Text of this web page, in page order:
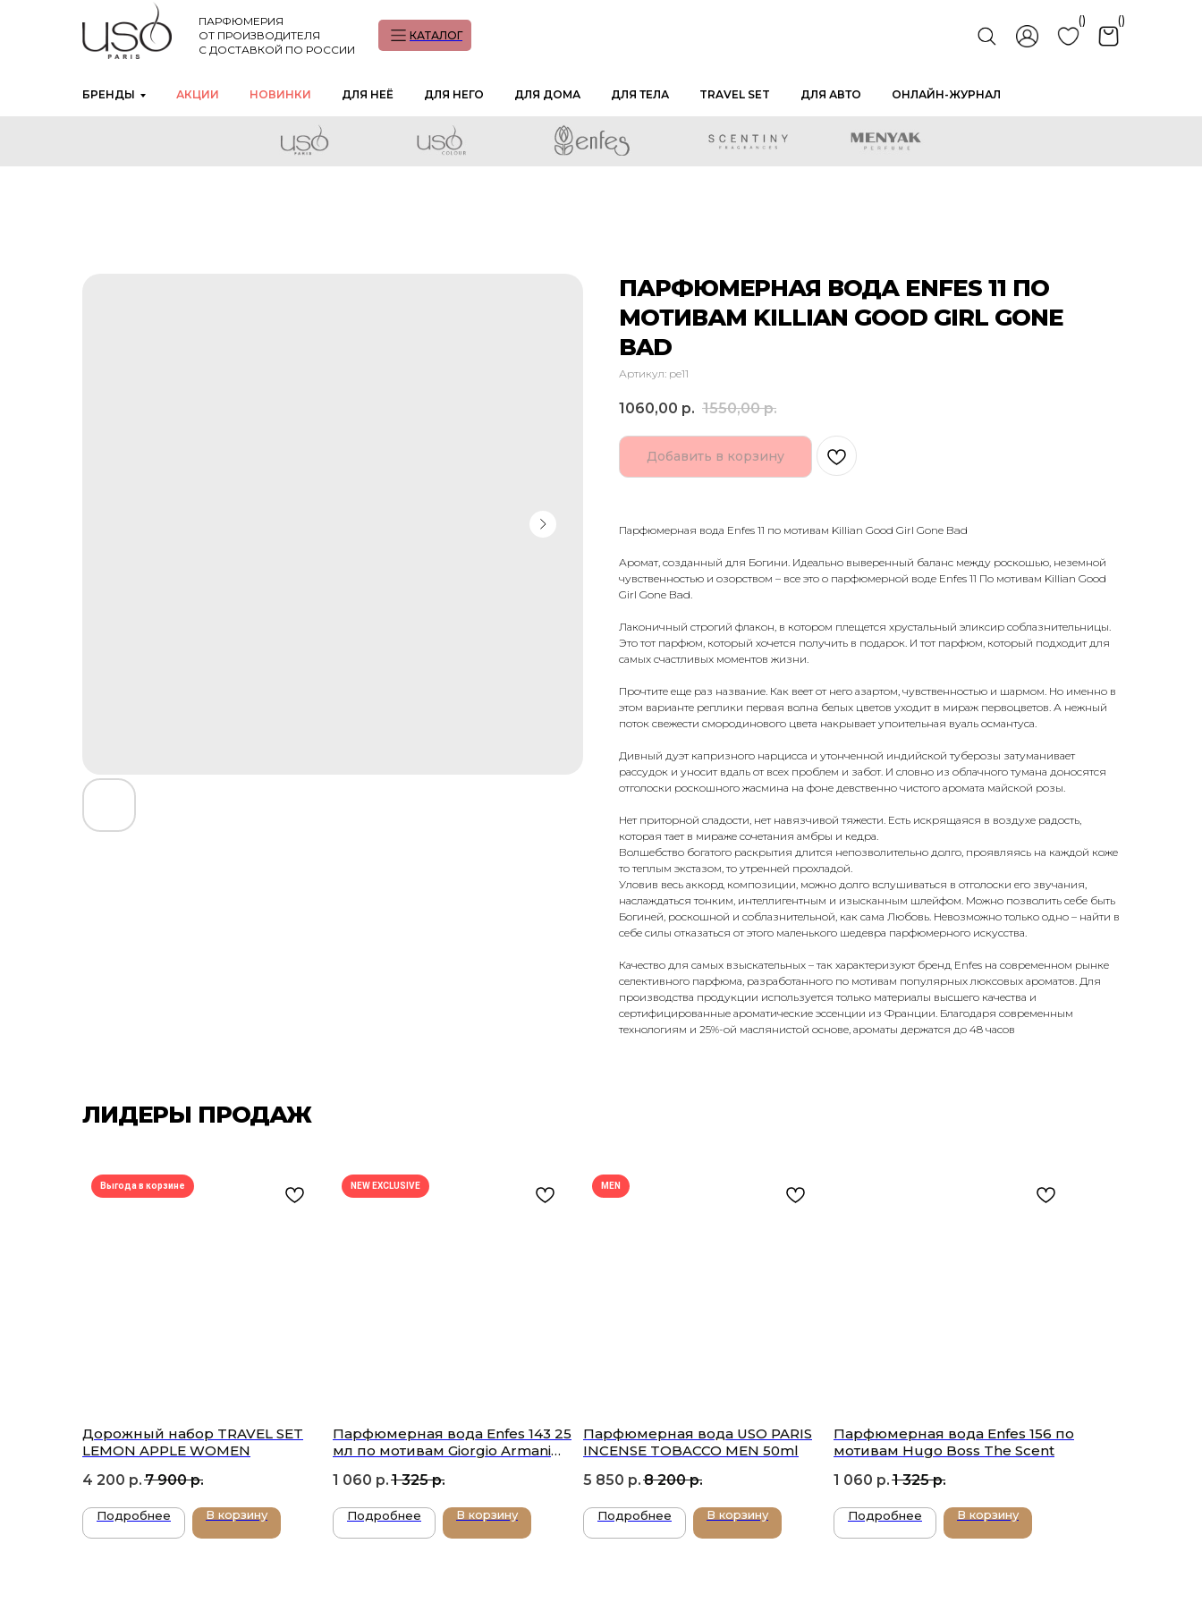
ПАРФЮМЕРИЯ
ОТ ПРОИЗВОДИТЕЛЯ
С ДОСТАВКОЙ ПО РОССИИ
()
()
КАТАЛОГ
БРЕНДЫ АКЦИИ НОВИНКИ ДЛЯ НЕЁ ДЛЯ НЕГО ДЛЯ ДОМА ДЛЯ ТЕЛА TRAVEL SET ДЛЯ АВТО ОНЛАЙН-ЖУРНАЛ
ПАРФЮМЕРНАЯ ВОДА ENFES 11 ПО
МОТИВАМ KILLIAN GOOD GIRL GONE
BAD
Артикул: pe11
1060,00 р. 1550,00 р.
Добавить в корзину
Парфюмерная вода Enfes 11 по мотивам Killian Good Girl Gone Bad
Аромат, созданный для Богини. Идеально выверенный баланс между роскошью, неземной
чувственностью и озорством – все это о парфюмерной воде Enfes 11 По мотивам Killian Good
Girl Gone Bad.
Лаконичный строгий флакон, в котором плещется хрустальный эликсир соблазнительницы.
Это тот парфюм, который хочется получить в подарок. И тот парфюм, который подходит для
самых счастливых моментов жизни.
Прочтите еще раз название. Как веет от него азартом, чувственностью и шармом. Но именно в
этом варианте реплики первая волна белых цветов уходит в мираж первоцветов. А нежный
поток свежести смородинового цвета накрывает упоительная вуаль османтуса.
Дивный дуэт капризного нарцисса и утонченной индийской туберозы затуманивает
рассудок и уносит вдаль от всех проблем и забот. И словно из облачного тумана доносятся
отголоски роскошного жасмина на фоне девственно чистого аромата майской розы.
Нет приторной сладости, нет навязчивой тяжести. Есть искрящаяся в воздухе радость,
которая тает в мираже сочетания амбры и кедра.
Волшебство богатого раскрытия длится непозволительно долго, проявляясь на каждой коже
то теплым экстазом, то утренней прохладой.
Уловив весь аккорд композиции, можно долго вслушиваться в отголоски его звучания,
наслаждаться тонким, интеллигентным и изысканным шлейфом. Можно позволить себе быть
Богиней, роскошной и соблазнительной, как сама Любовь. Невозможно только одно – найти в
себе силы отказаться от этого маленького шедевра парфюмерного искусства.
Качество для самых взыскательных – так характеризуют бренд Enfes на современном рынке
селективного парфюма, разработанного по мотивам популярных люксовых ароматов. Для
производства продукции используется только материалы высшего качества и
сертифицированные ароматические эссенции из Франции. Благодаря современным
технологиям и 25%-ой маслянистой основе, ароматы держатся до 48 часов
ЛИДЕРЫ ПРОДАЖ
Выгода в корзине
Дорожный набор TRAVEL SET
LEMON APPLE WOMEN
4 200 р. 7 900 р.
Подробнее В корзину
NEW EXCLUSIVE
Парфюмерная вода Enfes 143 25
мл по мотивам Giorgio Armani
1 060 р. 1 325 р.
Подробнее В корзину
MEN
Парфюмерная вода USO PARIS
INCENSE TOBACCO MEN 50ml
5 850 р. 8 200 р.
Подробнее В корзину
Парфюмерная вода Enfes 156 по
мотивам Hugo Boss The Scent
1 060 р. 1 325 р.
Подробнее В корзину